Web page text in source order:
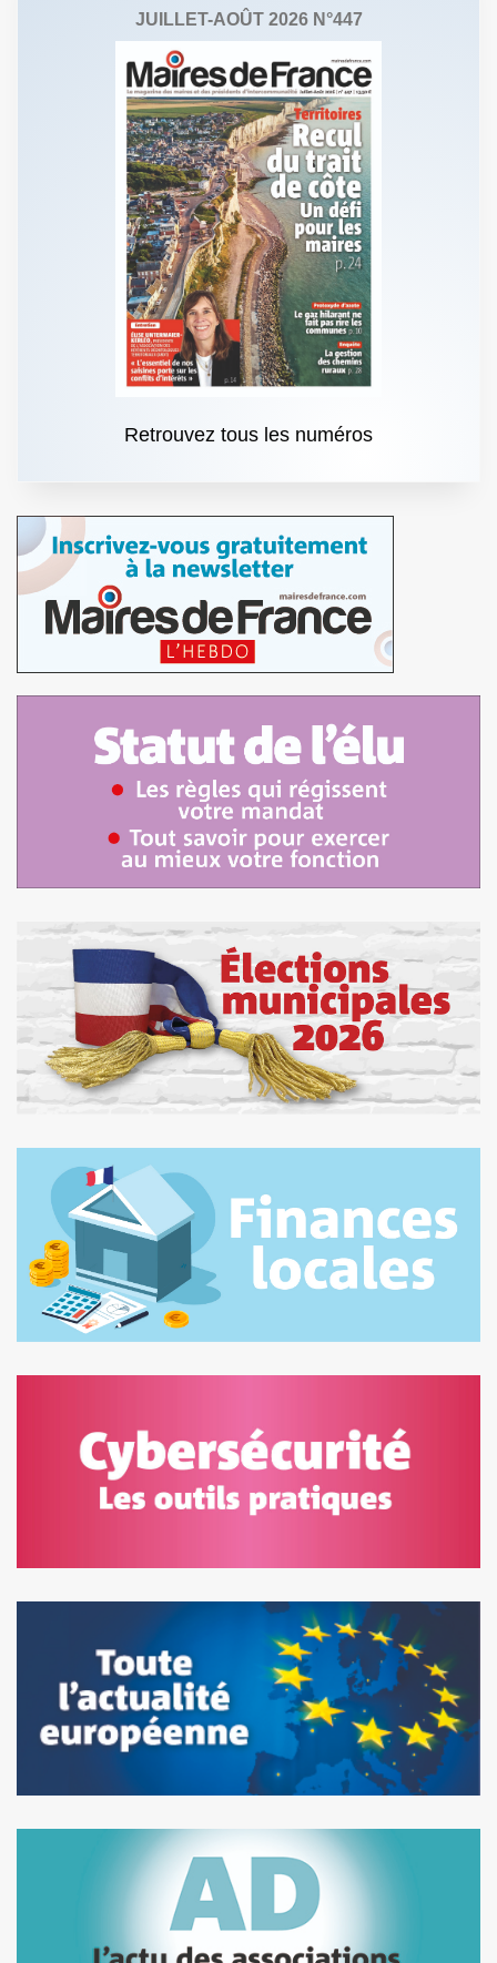
JUILLET-AOÛT 2026 N°447
Retrouvez tous les numéros